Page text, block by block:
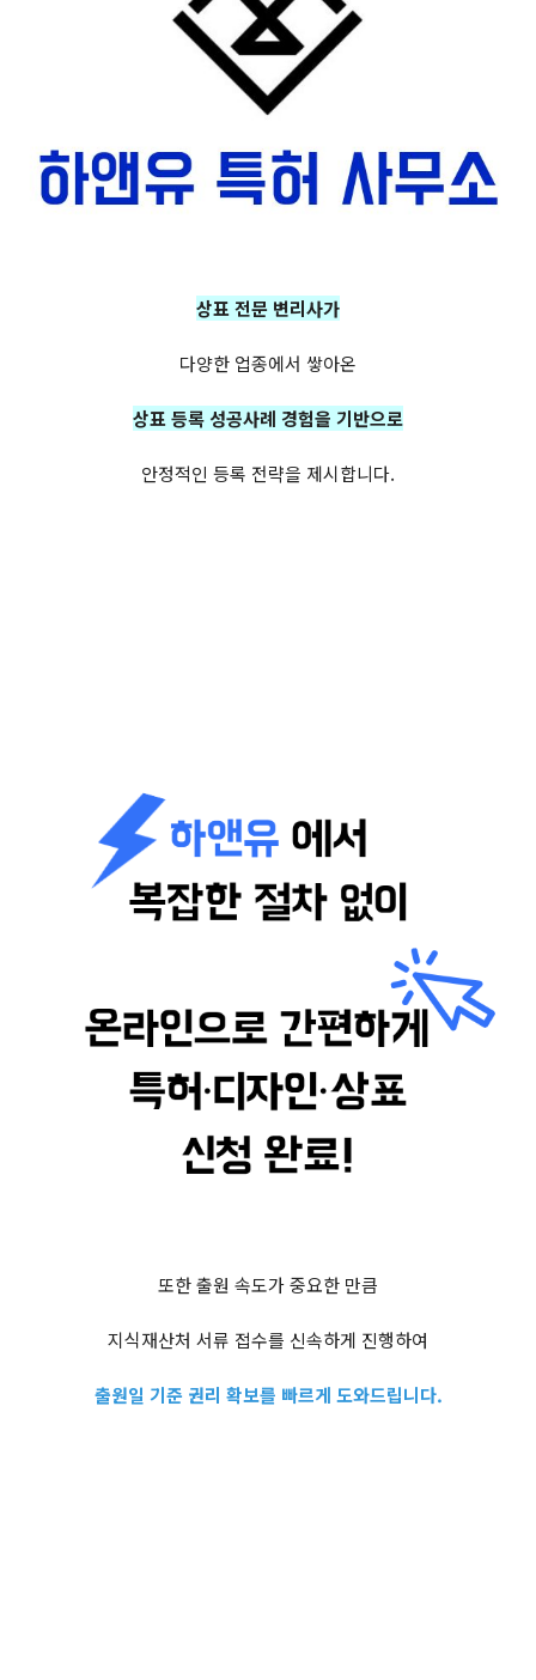
상표 전문 변리사가
다양한 업종에서 쌓아온
상표 등록 성공사례 경험을 기반으로
안정적인 등록 전략을 제시합니다.
또한 출원 속도가 중요한 만큼
지식재산처 서류 접수를 신속하게 진행하여
출원일 기준 권리 확보를 빠르게 도와드립니다.